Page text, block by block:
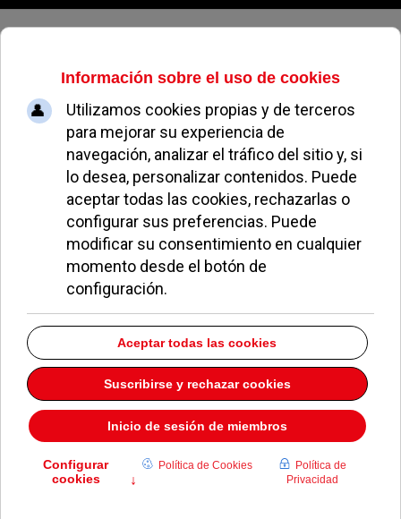
Jueves, 06 de agosto de 2026
200 alumnos plantan cerca de
1.000 árboles autóctonos con el
Aula de Educación Ambiental
ESPE RONDA NOTICIAS DE POZUELO 28 ABRIL 2008